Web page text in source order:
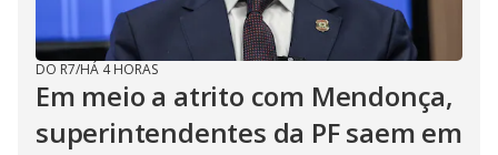
DO R7/HÁ 4 HORAS
Em meio a atrito com Mendonça,
superintendentes da PF saem em